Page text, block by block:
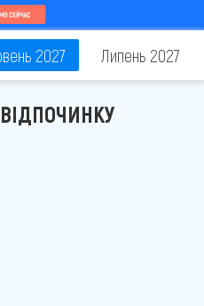
2027 Липень 2027